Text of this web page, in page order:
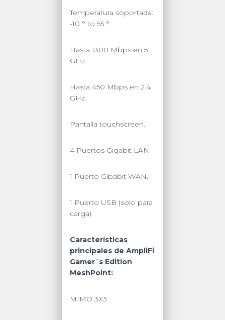
Temperatura soportada:
-10 ° to 55 °.
Hasta 1300 Mbps en 5
GHz.
Hasta 450 Mbps en 2.4
GHz.
Pantalla touchscreen.
4 Puertos Gigabit LAN.
1 Puerto Gibabit WAN.
1 Puerto USB (solo para
carga).
Características
principales de AmpliFi
Gamer´s Edition
MeshPoint:
MIMO 3X3